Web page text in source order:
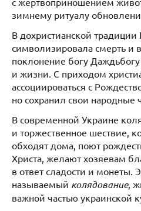
зимнему ритуалу
В дохристианской традиции
символизировала смерть и
поклонение богу
и жизни. С приходом
ассоциироваться с
но сохранил свои народные
В современной Украине
и торжественное шествие,
обходят дома, поют
Христа, желают хозяевам
в ответ сладости и монеты.
называемый колядование,
важной частью украинской